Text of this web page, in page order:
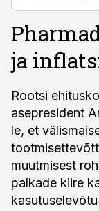
ja
Rootsi
asepresident
le, et
muutmisest
palkade kiire